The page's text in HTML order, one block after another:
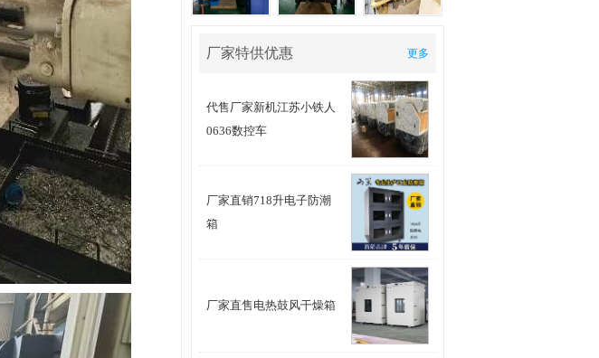
厂家特供优惠 更多
代售厂家新机江苏小铁人
0636数控车
厂家直销718升电子防潮
箱
厂家直售电热鼓风干燥箱
重型双刀架
采购800吨八米折弯机